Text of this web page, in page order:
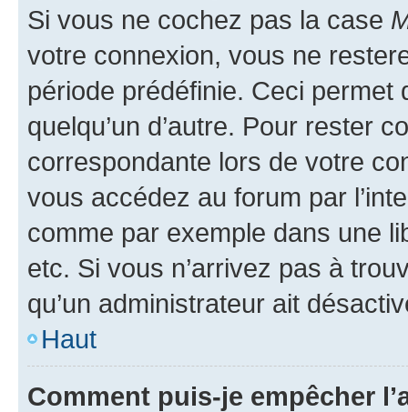
Si vous ne cochez pas la case
votre connexion, vous ne
période prédéfinie. Ceci permet
quelqu’un d’autre. Pour rester
correspondante lors de votre
vous accédez au forum par
comme par exemple dans une
etc. Si vous n’arrivez pas à
qu’un administrateur ait
Haut
Comment puis-je empêcher